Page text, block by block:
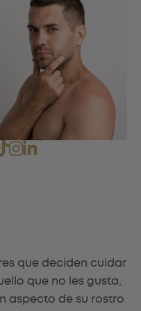
que deciden cuidar
que no les gusta,
aspecto de su rostro